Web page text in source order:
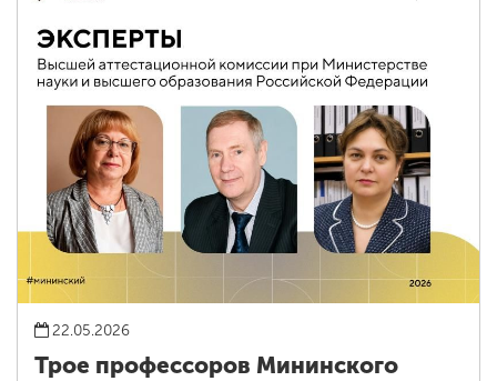
22.05.2026
Трое профессоров Мининского